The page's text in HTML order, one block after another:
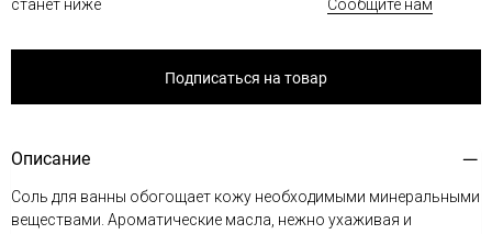
станет ниже
Сообщите нам
Подписаться на товар
Описание
Соль для ванны обогощает кожу необходимыми минеральными
веществами. Ароматические масла, нежно ухаживая и